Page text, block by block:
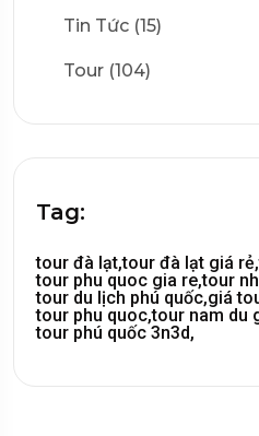
Tin Tức (15)
Tour (104)
Tag:
tour đà lạt,tour đà lạt giá rẻ,
tour phu quoc gia re,tour
tour du lịch phú quốc,giá
tour phu quoc,tour nam du
tour phú quốc 3n3d,